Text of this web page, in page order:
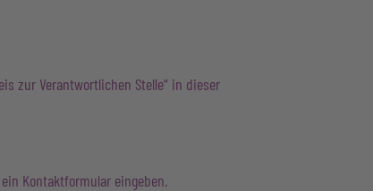
zur Verantwortlichen Stelle“ in dieser
Kontaktformular eingeben.